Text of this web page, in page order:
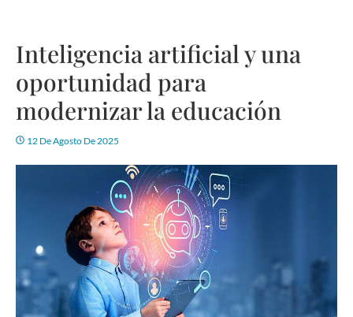
Inteligencia artificial y una
oportunidad para
modernizar la educación
12 De Agosto De 2025